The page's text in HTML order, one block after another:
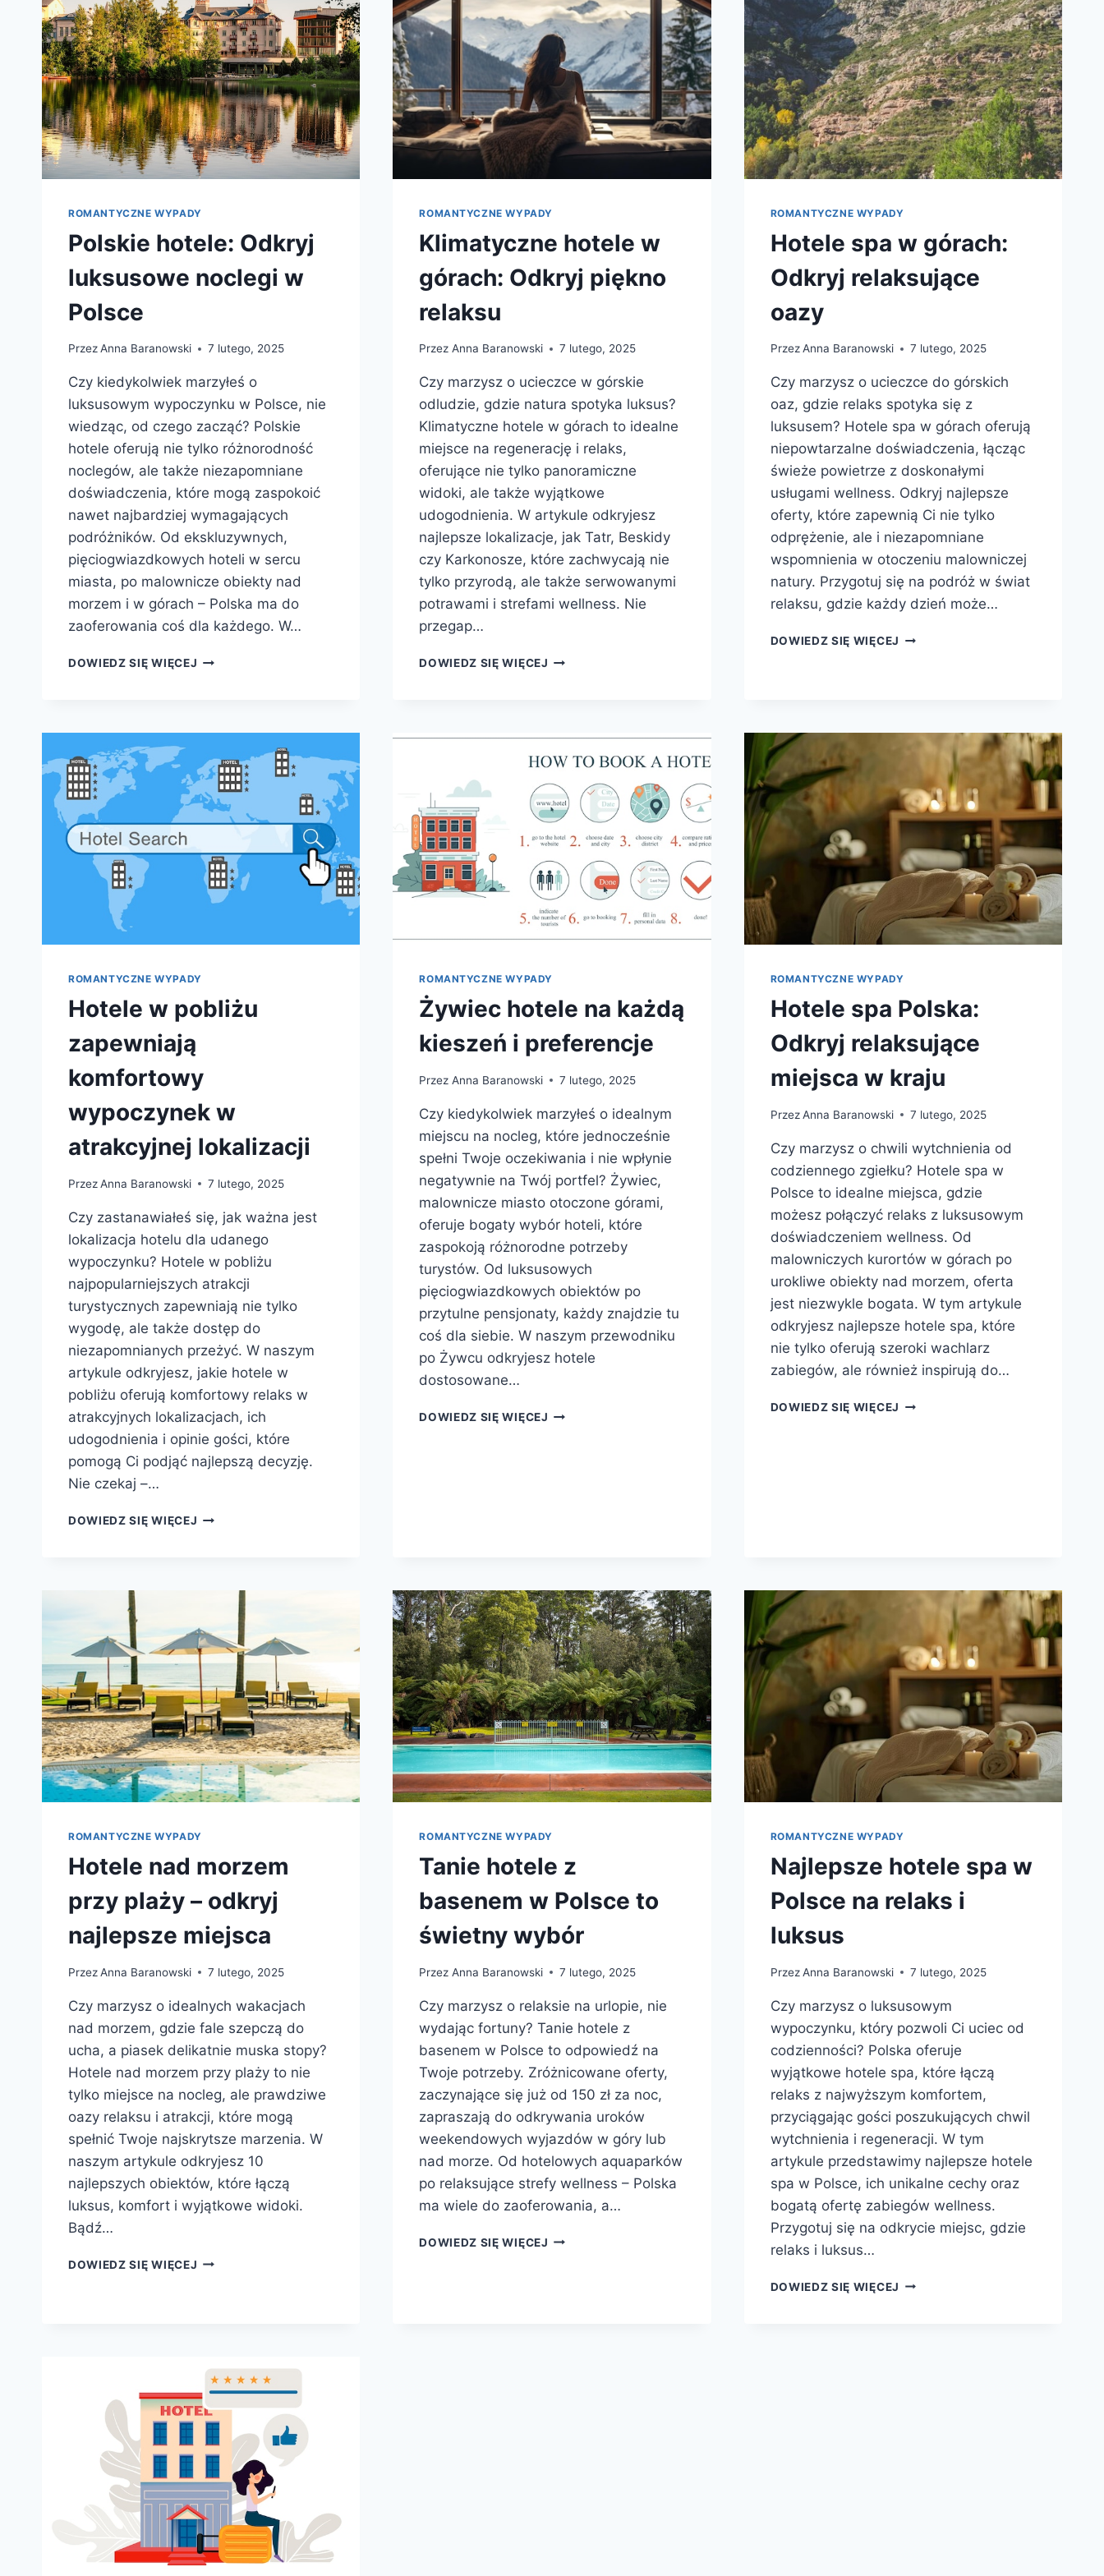
ROMANTYCZNE WYPADY
Polskie hotele: Odkryj
luksusowe noclegi w
Polsce
PrzezAnna Baranowski 7 lutego, 2025
Czy kiedykolwiek marzyłeś o
luksusowym wypoczynku w Polsce, nie
wiedząc, od czego zacząć? Polskie
hotele oferują nie tylko różnorodność
noclegów, ale także niezapomniane
doświadczenia, które mogą zaspokoić
nawet najbardziej wymagających
podróżników. Od ekskluzywnych,
pięciogwiazdkowych hoteli w sercu
miasta, po malownicze obiekty nad
morzem i w górach – Polska ma do
zaoferowania coś dla każdego. W…
DOWIEDZ SIĘ WIĘCEJ POLSKIE
POLSCE
ROMANTYCZNE WYPADY
Klimatyczne hotele w
górach: Odkryj piękno
relaksu
Przez Anna Baranowski 7 lutego, 2025
Czy marzysz o ucieczce w górskie
odludzie, gdzie natura spotyka luksus?
Klimatyczne hotele w górach to idealne
miejsce na regenerację i relaks,
oferujące nie tylko panoramiczne
widoki, ale także wyjątkowe
udogodnienia. W artykule odkryjesz
najlepsze lokalizacje, jak Tatr, Beskidy
czy Karkonosze, które zachwycają nie
tylko przyrodą, ale także serwowanymi
potrawami i strefami wellness. Nie
przegap…
DOWIEDZ SIĘ WIĘCEJ KLIMATYCZNE
RELAKSU
ROMANTYCZNE WYPADY
Hotele spa w górach:
Odkryj relaksujące
oazy
Przez Anna Baranowski 7 lutego, 2025
Czy marzysz o ucieczce do górskich
oaz, gdzie relaks spotyka się z
luksusem? Hotele spa w górach oferują
niepowtarzalne doświadczenia, łącząc
świeże powietrze z doskonałymi
usługami wellness. Odkryj najlepsze
oferty, które zapewnią Ci nie tylko
odprężenie, ale i niezapomniane
wspomnienia w otoczeniu malowniczej
natury. Przygotuj się na podróż w świat
relaksu, gdzie każdy dzień może…
DOWIEDZ SIĘ WIĘCEJ HOTELE
OAZY
ROMANTYCZNE WYPADY
Hotele w pobliżu
zapewniają
komfortowy
wypoczynek w
atrakcyjnej lokalizacji
PrzezAnna Baranowski 7 lutego, 2025
Czy zastanawiałeś się, jak ważna jest
lokalizacja hotelu dla udanego
wypoczynku? Hotele w pobliżu
najpopularniejszych atrakcji
turystycznych zapewniają nie tylko
wygodę, ale także dostęp do
niezapomnianych przeżyć. W naszym
artykule odkryjesz, jakie hotele w
pobliżu oferują komfortowy relaks w
atrakcyjnych lokalizacjach, ich
udogodnienia i opinie gości, które
pomogą Ci podjąć najlepszą decyzję.
Nie czekaj –…
DOWIEDZ SIĘ WIĘCEJ HOTELE
WYPOCZYNEK
ATRAKCYJNEJ
LOKALIZACJI
ROMANTYCZNE WYPADY
Żywiec hotele na każdą
kieszeń i preferencje
Przez Anna Baranowski 7 lutego, 2025
Czy kiedykolwiek marzyłeś o idealnym
miejscu na nocleg, które jednocześnie
spełni Twoje oczekiwania i nie wpłynie
negatywnie na Twój portfel? Żywiec,
malownicze miasto otoczone górami,
oferuje bogaty wybór hoteli, które
zaspokoją różnorodne potrzeby
turystów. Od luksusowych
pięciogwiazdkowych obiektów po
przytulne pensjonaty, każdy znajdzie tu
coś dla siebie. W naszym przewodniku
po Żywcu odkryjesz hotele
dostosowane…
DOWIEDZ SIĘ WIĘCEJ ŻYWIEC
ROMANTYCZNE WYPADY
Hotele spa Polska:
Odkryj relaksujące
miejsca w kraju
Przez Anna Baranowski 7 lutego, 2025
Czy marzysz o chwili wytchnienia od
codziennego zgiełku? Hotele spa w
Polsce to idealne miejsca, gdzie
możesz połączyć relaks z luksusowym
doświadczeniem wellness. Od
malowniczych kurortów w górach po
urokliwe obiekty nad morzem, oferta
jest niezwykle bogata. W tym artykule
odkryjesz najlepsze hotele spa, które
nie tylko oferują szeroki wachlarz
zabiegów, ale również inspirują do…
DOWIEDZ SIĘ WIĘCEJ HOTELE
ROMANTYCZNE WYPADY
Hotele nad morzem
przy plaży – odkryj
najlepsze miejsca
PrzezAnna Baranowski 7 lutego, 2025
Czy marzysz o idealnych wakacjach
nad morzem, gdzie fale szepczą do
ucha, a piasek delikatnie muska stopy?
Hotele nad morzem przy plaży to nie
tylko miejsce na nocleg, ale prawdziwe
oazy relaksu i atrakcji, które mogą
spełnić Twoje najskrytsze marzenia. W
naszym artykule odkryjesz 10
najlepszych obiektów, które łączą
luksus, komfort i wyjątkowe widoki.
Bądź…
DOWIEDZ SIĘ WIĘCEJ HOTELE
NAJLEPSZE
MIEJSCA
ROMANTYCZNE WYPADY
Tanie hotele z
basenem w Polsce to
świetny wybór
Przez Anna Baranowski 7 lutego, 2025
Czy marzysz o relaksie na urlopie, nie
wydając fortuny? Tanie hotele z
basenem w Polsce to odpowiedź na
Twoje potrzeby. Zróżnicowane oferty,
zaczynające się już od 150 zł za noc,
zapraszają do odkrywania uroków
weekendowych wyjazdów w góry lub
nad morze. Od hotelowych aquaparków
po relaksujące strefy wellness – Polska
ma wiele do zaoferowania, a…
DOWIEDZ SIĘ WIĘCEJ TANIE
ROMANTYCZNE WYPADY
Najlepsze hotele spa w
Polsce na relaks i
luksus
Przez Anna Baranowski 7 lutego, 2025
Czy marzysz o luksusowym
wypoczynku, który pozwoli Ci uciec od
codzienności? Polska oferuje
wyjątkowe hotele spa, które łączą
relaks z najwyższym komfortem,
przyciągając gości poszukujących chwil
wytchnienia i regeneracji. W tym
artykule przedstawimy najlepsze hotele
spa w Polsce, ich unikalne cechy oraz
bogatą ofertę zabiegów wellness.
Przygotuj się na odkrycie miejsc, gdzie
relaks i luksus…
DOWIEDZ SIĘ WIĘCEJ NAJLEPSZE